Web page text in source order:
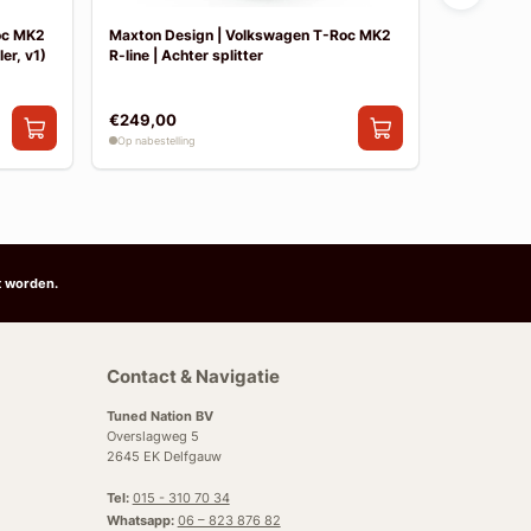
MK2
v1)
Maxton Design | Volkswagen T-Roc MK2
R-line | Achter splitter
€249,00
Op nabestelling
worden.
Contact & Navigatie
Tuned Nation BV
Overslagweg 5
2645 EK Delfgauw
Tel: 015 - 310 70 34
Whatsapp: 06 – 823 876 82